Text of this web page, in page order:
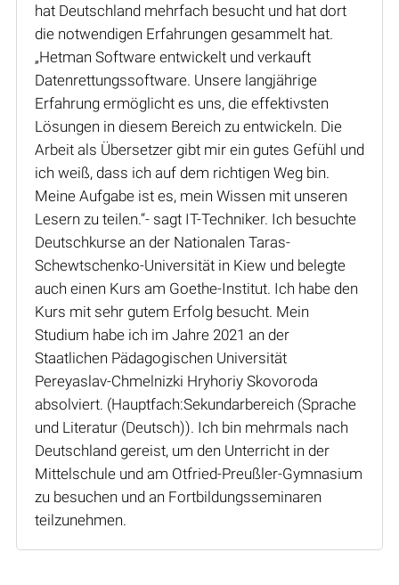
hat Deutschland mehrfach besucht und hat dort
die notwendigen Erfahrungen gesammelt hat.
„Hetman Software entwickelt und verkauft
Datenrettungssoftware. Unsere langjährige
Erfahrung ermöglicht es uns, die effektivsten
Lösungen in diesem Bereich zu entwickeln. Die
Arbeit als Übersetzer gibt mir ein gutes Gefühl und
ich weiß, dass ich auf dem richtigen Weg bin.
Meine Aufgabe ist es, mein Wissen mit unseren
Lesern zu teilen.“- sagt IT-Techniker. Ich besuchte
Deutschkurse an der Nationalen Taras-
Schewtschenko-Universität in Kiew und belegte
auch einen Kurs am Goethe-Institut. Ich habe den
Kurs mit sehr gutem Erfolg besucht. Mein
Studium habe ich im Jahre 2021 an der
Staatlichen Pädagogischen Universität
Pereyaslav-Chmelnizki Hryhoriy Skovoroda
absolviert. (Hauptfach:Sekundarbereich (Sprache
und Literatur (Deutsch)). Ich bin mehrmals nach
Deutschland gereist, um den Unterricht in der
Mittelschule und am Otfried-Preußler-Gymnasium
zu besuchen und an Fortbildungsseminaren
teilzunehmen.